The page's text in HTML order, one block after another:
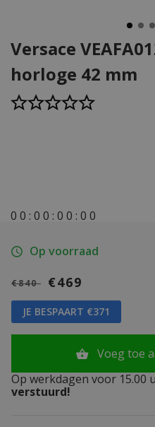
Versace
horloge 42 mm
0 0 : 0 0 : 0 0 : 0 0
Op voorraad
€840 €469
JE BESPAART €371
Voeg toe
Op werkdagen voor 15.00
verstuurd!